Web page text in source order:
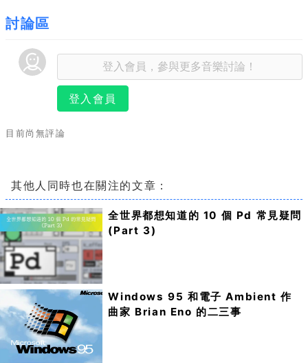
討論區
登入會員
目前尚無評論
其他人同時也在關注的文章：
全世界都想知道的 10 個 Pd 常見疑問
(Part 3)
Windows 95 和電子 Ambient 作
曲家 Brian Eno 的二三事